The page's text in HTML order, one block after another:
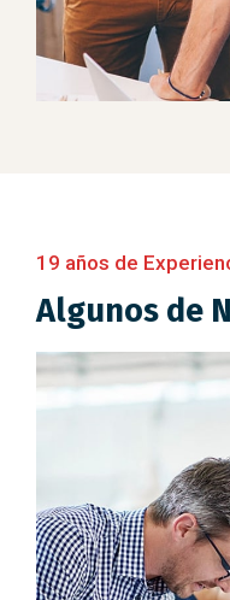
Fusce
Mobile, Web Design
19 años de
Algunos de